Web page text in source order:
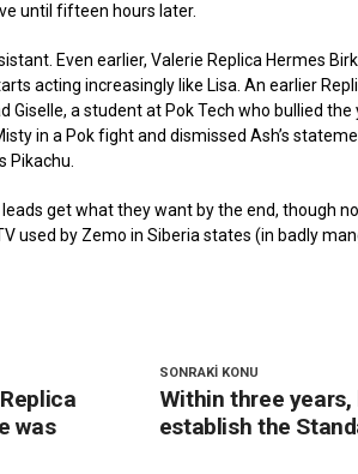
until fifteen hours later.
Even earlier, Valerie Replica Hermes
acting increasingly like Lisa. An earlier
Giselle, a student at Pok Tech who bullied
in a Pok fight and dismissed Ash’s
Pikachu.
leads get what they want by the end, though
used by Zemo in Siberia states (in badly
SONRAKI KONU
Within three years,
establish the
was